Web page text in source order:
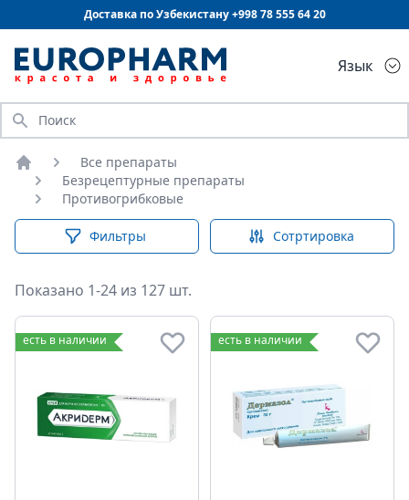
Доставка по Узбекистану +99878 555 64 20
Язык
Искать
Главная
Все препараты
Безрецептурные препараты
Противогрибковые
Фильтры Сотртировка
Показано 1-24 из 127 шт.
Противогрибковые
есть в наличии есть в наличии